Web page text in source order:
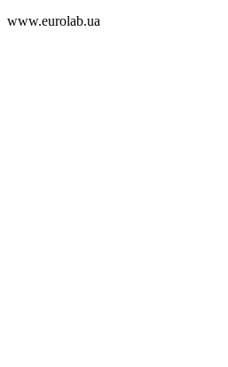
www.eurolab.ua